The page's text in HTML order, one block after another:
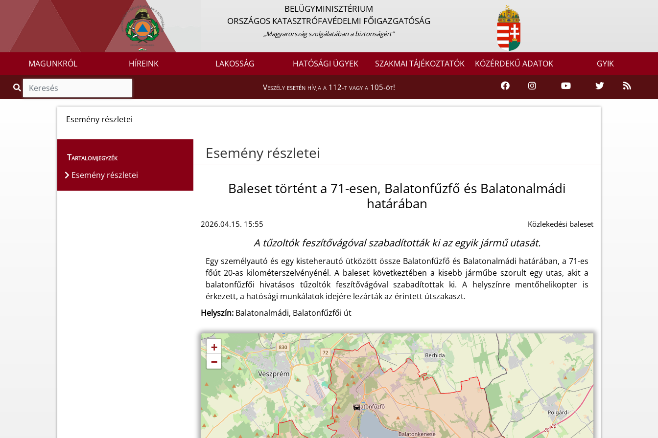
BELÜGYMINISZTÉRIUM
ORSZÁGOS KATASZTRÓFAVÉDELMI FŐIGAZGATÓSÁG
„Magyarország szolgálatában a biztonságért”
MAGUNKRÓL HÍREINK LAKOSSÁG HATÓSÁGI ÜGYEK SZAKMAI TÁJÉKOZTATÓK KÖZÉRDEKŰ ADATOK GYIK
Veszély esetén hívja a 112-t vagy a 105-öt!
Esemény részletei
Tartalomjegyzék
Esemény részletei
Esemény részletei
Baleset történt a 71-esen, Balatonfűzfő és Balatonalmádi
határában
2026.04.15. 15:55 Közlekedési baleset
A tűzoltók feszítővágóval szabadították ki az egyik jármű utasát.
Egy személyautó és egy kisteherautó ütközött össze Balatonfűzfő és Balatonalmádi határában, a 71-es
főút 20-as kilométerszelvényénél. A baleset következtében a kisebb járműbe szorult egy utas, akit a
balatonfűzfői hivatásos tűzoltók feszítővágóval szabadítottak ki. A helyszínre mentőhelikopter is
érkezett, a hatósági munkálatok idejére lezárták az érintett útszakaszt.
Helyszín:Balatonalmádi, Balatonfűzfői út
+
−